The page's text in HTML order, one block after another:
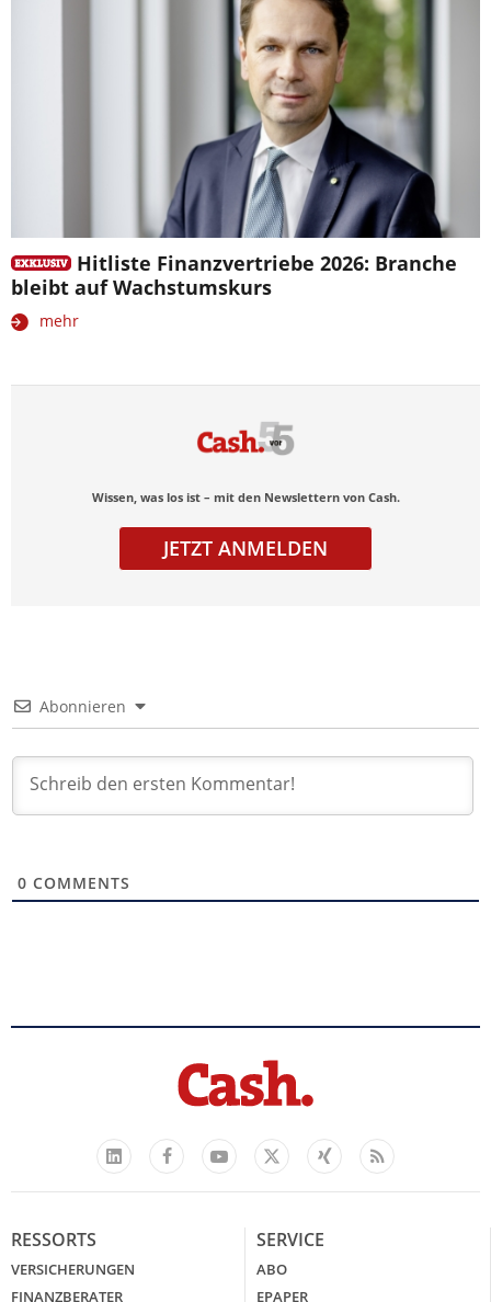
Hitliste Finanzvertriebe 2026: Branche
bleibt auf Wachstumskurs
mehr
Wissen, was los ist – mit den Newslettern von Cash.
JETZT ANMELDEN
Abonnieren
0 COMMENTS
LinkedIn
FacebookYouTube
X
Xing Feed
RESSORTS
VERSICHERUNGEN
FINANZBERATER
SERVICE
ABO
EPAPER